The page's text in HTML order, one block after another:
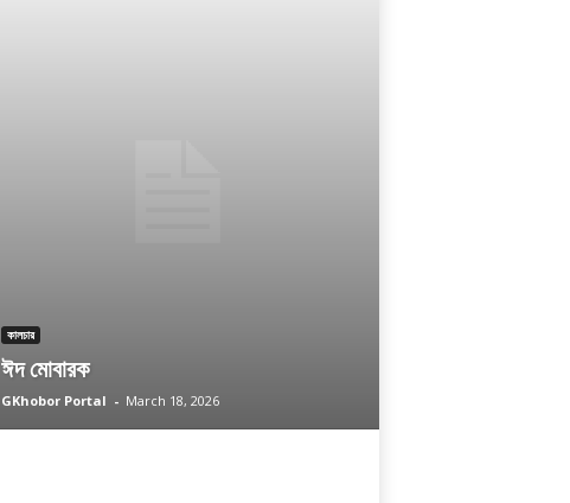
কালচার
ঈদ মোবারক
GKhobor Portal - March 18, 2026